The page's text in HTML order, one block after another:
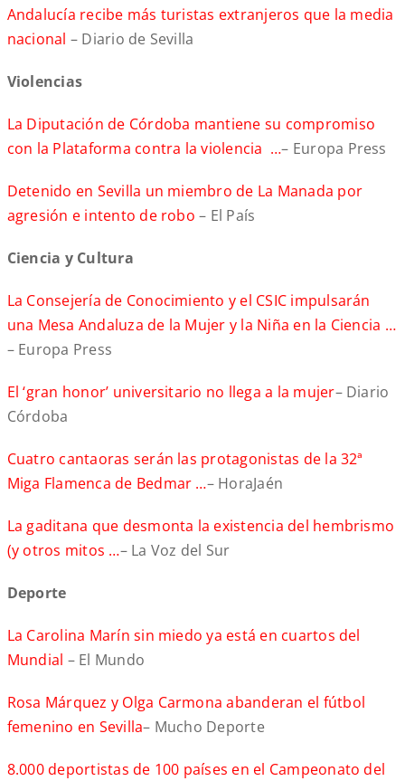
Andalucía recibe más turistas extranjeros que la media
nacional – Diario de Sevilla
Violencias
La Diputación de Córdoba mantiene su compromiso
con la Plataforma contra la violencia …– Europa Press
Detenido en Sevilla un miembro de La Manada por
agresión e intento de robo – El País
Ciencia y Cultura
La Consejería de Conocimiento y el CSIC impulsarán
una Mesa Andaluza de la Mujer y la Niña en la Ciencia …
– Europa Press
El ‘gran honor’ universitario no llega a la mujer– Diario
Córdoba
Cuatro cantaoras serán las protagonistas de la 32ª
Miga Flamenca de Bedmar …– HoraJaén
La gaditana que desmonta la existencia del hembrismo
(y otros mitos …– La Voz del Sur
Deporte
La Carolina Marín sin miedo ya está en cuartos del
Mundial – El Mundo
Rosa Márquez y Olga Carmona abanderan el fútbol
femenino en Sevilla– Mucho Deporte
8.000 deportistas de 100 países en el Campeonato del